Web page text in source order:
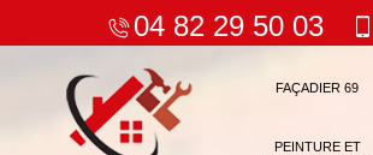
04 82 29 50 03
FAÇADIER 69
PEINTURE ET